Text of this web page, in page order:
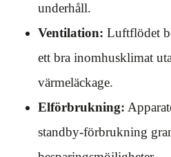
underhåll.
Ventilation: Luftflödet
ett bra inomhusklimat
värmeläckage.
Elförbrukning:
standby-förbrukning